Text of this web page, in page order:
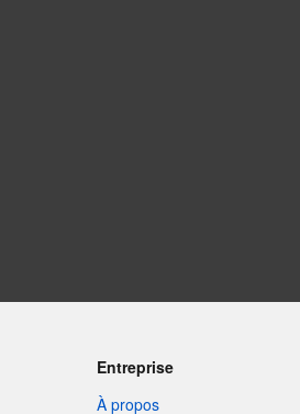
Entreprise
À propos